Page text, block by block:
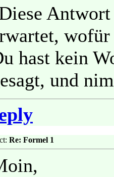
hast kein
und
Re: Formel 1